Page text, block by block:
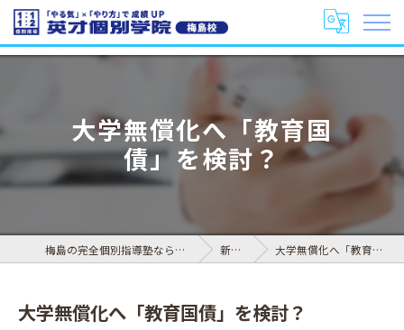
大学無償化へ「教育国
債」を検討？
梅島の完全個別指導塾なら英才個別学院 梅島校 新着情報 大学無償化へ「教育国債」を検討？
大学無償化へ「教育国債」を検討？